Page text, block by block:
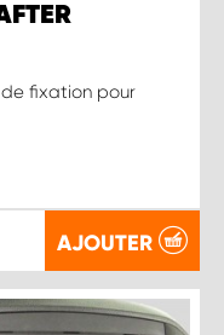
fixation pour
AJOUTER